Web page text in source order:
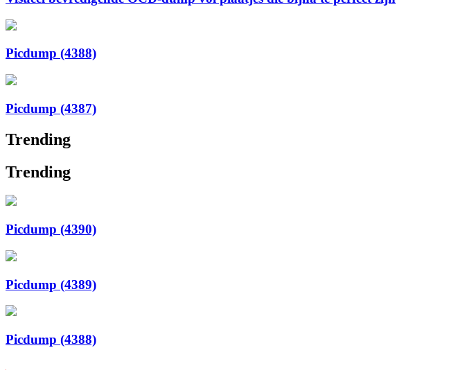
Picdump (4388)
Picdump (4387)
Trending
Trending
Picdump (4390)
Picdump (4389)
Picdump (4388)